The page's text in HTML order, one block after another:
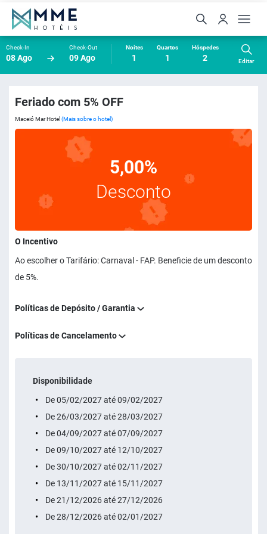
Check-In
08 Ago
Check-Out
09 Ago
Noites
1
Quartos
1
Hóspedes
2 Editar
Feriado com 5% OFF
Maceió Mar Hotel (Mais sobre o hotel)
5,00%
Desconto
O Incentivo
Ao escolher o Tarifário: Carnaval - FAP. Beneficie de um desconto
de 5%.
Políticas de Depósito / Garantia
Políticas de Cancelamento
Disponibilidade
De 05/02/2027 até 09/02/2027
De 26/03/2027 até 28/03/2027
De 04/09/2027 até 07/09/2027
De 09/10/2027 até 12/10/2027
De 30/10/2027 até 02/11/2027
De 13/11/2027 até 15/11/2027
De 21/12/2026 até 27/12/2026
De 28/12/2026 até 02/01/2027